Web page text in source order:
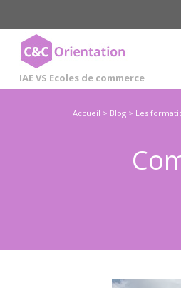
IAE VS Ecoles de commerce
Accueil > Blog > Les